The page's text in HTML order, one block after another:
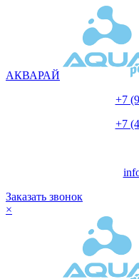
АКВАРАЙ
+7
+7
Заказать звонок
×